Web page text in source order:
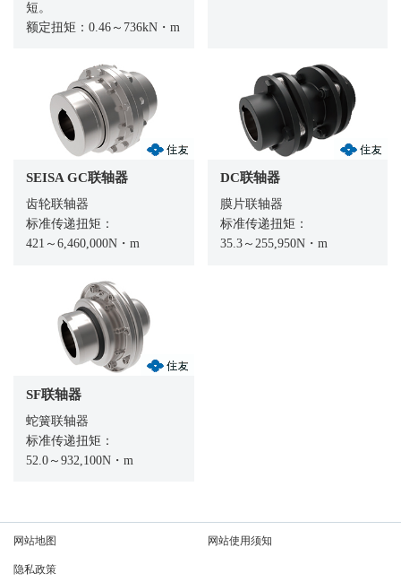
短。
额定扭矩：0.46～736kN・m
SEISA GC联轴器
齿轮联轴器
标准传递扭矩：
421～6,460,000N・m
DC联轴器
膜片联轴器
标准传递扭矩：
35.3～255,950N・m
SF联轴器
蛇簧联轴器
标准传递扭矩：
52.0～932,100N・m
网站地图 网站使用须知
隐私政策